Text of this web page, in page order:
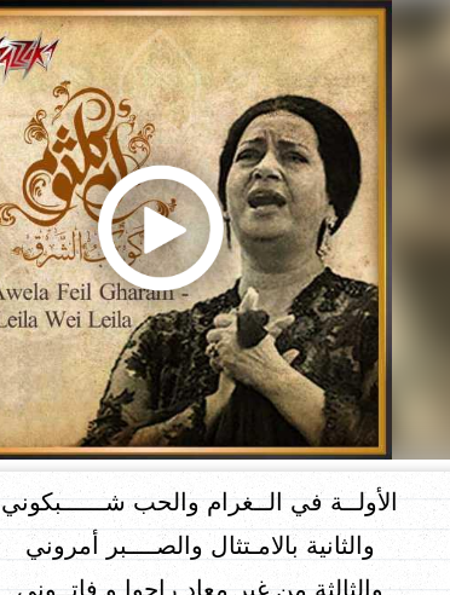
الأولــة في الــغرام والحب شــــــبكوني
والثانية بالامـتثال والصــــبر أمروني